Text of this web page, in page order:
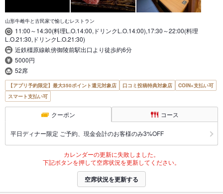
山形牛雌牛と古民家で愉しむレストラン
11:00～14:30(料理L.O.14:00,ドリンクL.O.14:00),17:30～22:00(料理
L.O.21:30,ドリンクL.O.21:30)
近鉄橿原線畝傍御陵前駅出口より徒歩約6分
5000円
52席
【アプリ予約限定】最大350ポイント還元対象店 口コミ投稿特典対象店
COIN+支払い可
スマート支払い可
クーポン コース
平日ディナー限定 ご予約、現金会計のお客様のみ3%OFF
カレンダーの更新に失敗しました。
下記ボタンを押して空席状況を更新してください。
空席状況を更新する